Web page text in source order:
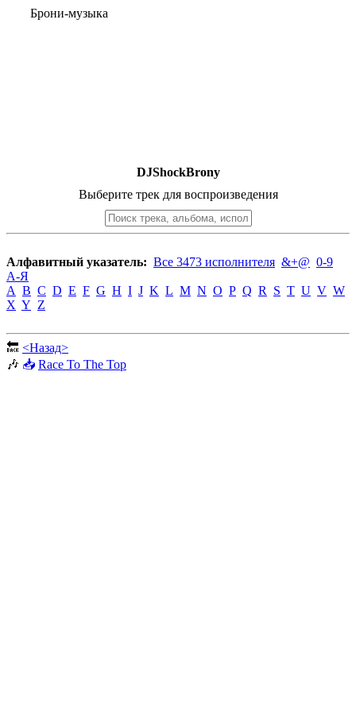
Брони-музыка
DJShockBrony
Выберите трек для воспроизведения
Алфавитный указатель: Все 3473 исполнителя &+@ 0-9
А-Я
A B C D E F G H I J K L M N O P Q R S T U V W
X Y Z
🔙 <Назад>
🎶 📥 Race To The Top